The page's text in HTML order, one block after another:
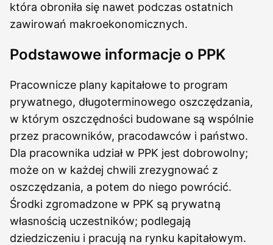
która obroniła się nawet podczas ostatnich
zawirowań makroekonomicznych.
Podstawowe informacje o PPK
Pracownicze plany kapitałowe to program
prywatnego, długoterminowego oszczędzania,
w którym oszczędności budowane są wspólnie
przez pracowników, pracodawców i państwo.
Dla pracownika udział w PPK jest dobrowolny;
może on w każdej chwili zrezygnować z
oszczędzania, a potem do niego powrócić.
Środki zgromadzone w PPK są prywatną
własnością uczestników; podlegają
dziedziczeniu i pracują na rynku kapitałowym.